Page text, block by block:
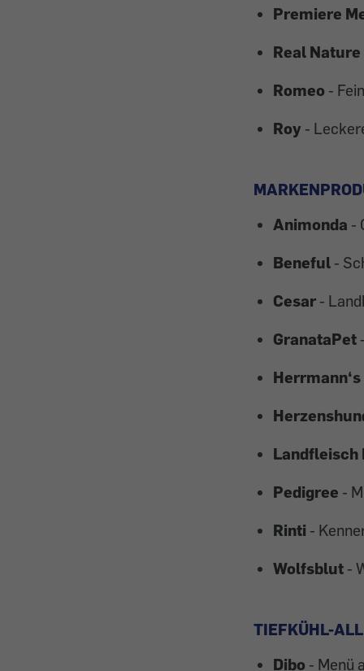
Premiere
Real Nature
Romeo -
Roy -
Animonda -
Beneful -
Cesar -
GranataPet
Landfleisch
Pedigree -
Rinti -
Wolfsblut -
TIEFKÜHL-
Dibo - Menü